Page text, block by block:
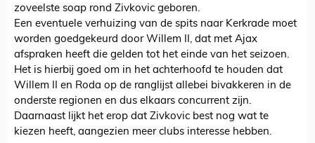
zoveelste soap rond Zivkovic geboren.
Een eventuele verhuizing van de spits naar Kerkrade moet
worden goedgekeurd door Willem II, dat met Ajax
afspraken heeft die gelden tot het einde van het seizoen.
Het is hierbij goed om in het achterhoofd te houden dat
Willem II en Roda op de ranglijst allebei bivakkeren in de
onderste regionen en dus elkaars concurrent zijn.
Daarnaast lijkt het erop dat Zivkovic best nog wat te
kiezen heeft, aangezien meer clubs interesse hebben.